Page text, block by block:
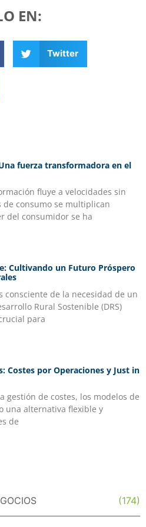
EN:
Twitter
fuerza transformadora en el
fluye a velocidades sin
de consumo se multiplican
del consumidor se ha
Cultivando un Futuro Próspero
consciente de la necesidad de un
Rural Sostenible (DRS)
para
Costes por Operaciones y Just in
gestión de costes, los modelos de
una alternativa flexible y
de
(174)